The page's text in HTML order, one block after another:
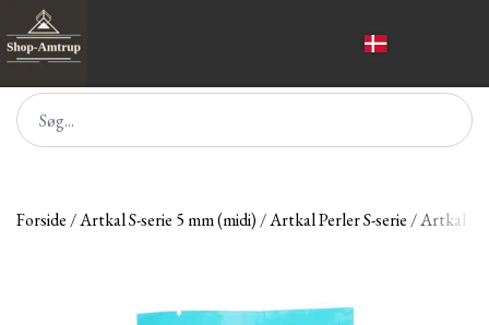
Forside Artkal S-serie 5 mm (midi) Artkal Perler S-serie Artkal